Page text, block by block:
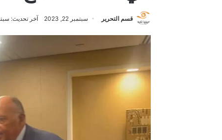
قسم التحرير سبتمبر 22, 2023 آخر تحديث: سبتمبر